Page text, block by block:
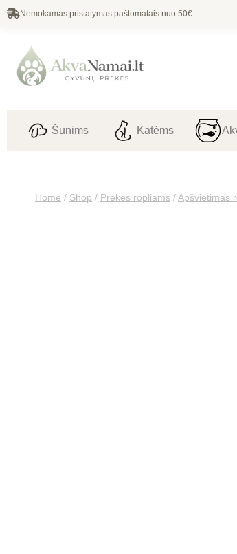
Nemokamas pristatymas paštomatais nuo 50€
Šunims Katėms
Home / Shop / Prekės ropliams / Apšvietimas